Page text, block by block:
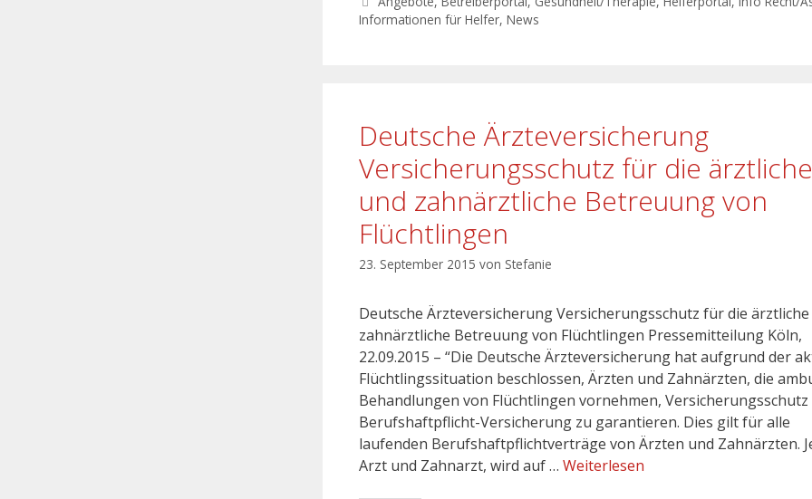
Informationen für Helfer, News
Deutsche Ärzteversicherung
Versicherungsschutz für die ärztliche
und zahnärztliche Betreuung von
Flüchtlingen
23. September 2015 von Stefanie
Deutsche Ärzteversicherung Versicherungsschutz für die
zahnärztliche Betreuung von Flüchtlingen Pressemitteilung Köln,
22.09.2015 – “Die Deutsche Ärzteversicherung hat aufgrund der
Flüchtlingssituation beschlossen, Ärzten und Zahnärzten, die
Behandlungen von Flüchtlingen vornehmen,
Berufshaftpflicht-Versicherung zu garantieren. Dies gilt für alle
laufenden Berufshaftpflichtverträge von Ärzten und Zahnärzten.
Arzt und Zahnarzt, wird auf … Weiterlesen